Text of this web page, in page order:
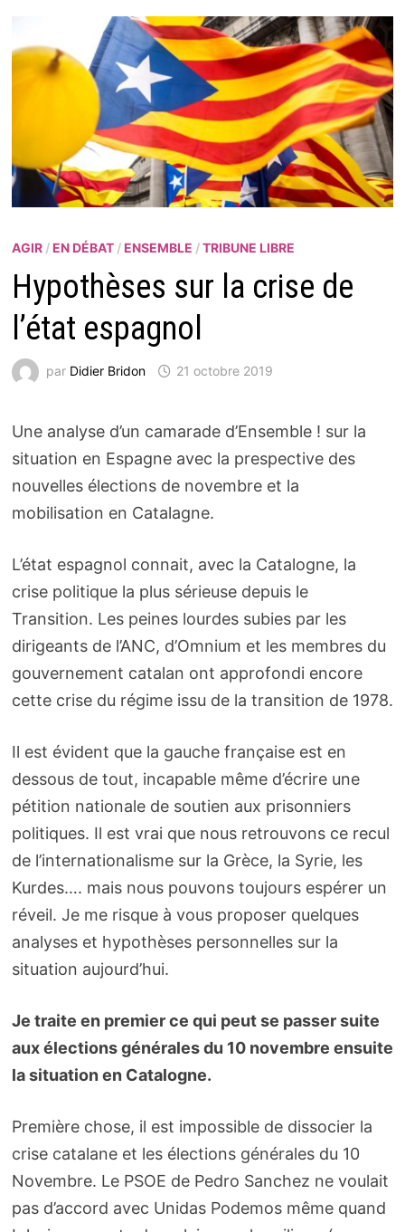
AGIR/ EN DÉBAT/ ENSEMBLE /TRIBUNE LIBRE
Hypothèses sur la crise de
l’état espagnol
par Didier Bridon 21 octobre 2019
Une analyse d’un camarade d’Ensemble ! sur la
situation en Espagne avec la prespective des
nouvelles élections de novembre et la
mobilisation en Catalagne.
L’état espagnol connait, avec la Catalogne, la
crise politique la plus sérieuse depuis le
Transition. Les peines lourdes subies par les
dirigeants de l’ANC, d’Omnium et les membres du
gouvernement catalan ont approfondi encore
cette crise du régime issu de la transition de 1978.
Il est évident que la gauche française est en
dessous de tout, incapable même d’écrire une
pétition nationale de soutien aux prisonniers
politiques. Il est vrai que nous retrouvons ce recul
de l’internationalisme sur la Grèce, la Syrie, les
Kurdes…. mais nous pouvons toujours espérer un
réveil. Je me risque à vous proposer quelques
analyses et hypothèses personnelles sur la
situation aujourd’hui.
Je traite en premier ce qui peut se passer suite
aux élections générales du 10 novembre ensuite
la situation en Catalogne.
Première chose, il est impossible de dissocier la
crise catalane et les élections générales du 10
Novembre. Le PSOE de Pedro Sanchez ne voulait
pas d’accord avec Unidas Podemos même quand